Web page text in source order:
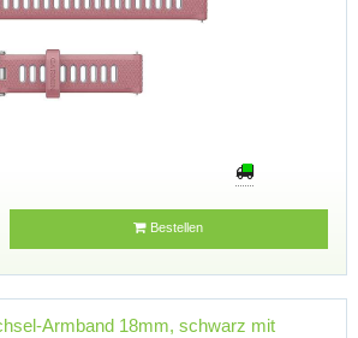
Bestellen
Armband 18mm, schwarz mit